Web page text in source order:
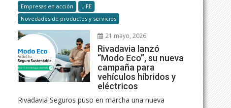
Empresas en acción
LIFE
Novedades de productos y servicios
21 mayo, 2026
Rivadavia lanzó
“Modo Eco”, su nueva
campaña para
vehículos híbridos y
eléctricos
Rivadavia Seguros puso en marcha una nueva